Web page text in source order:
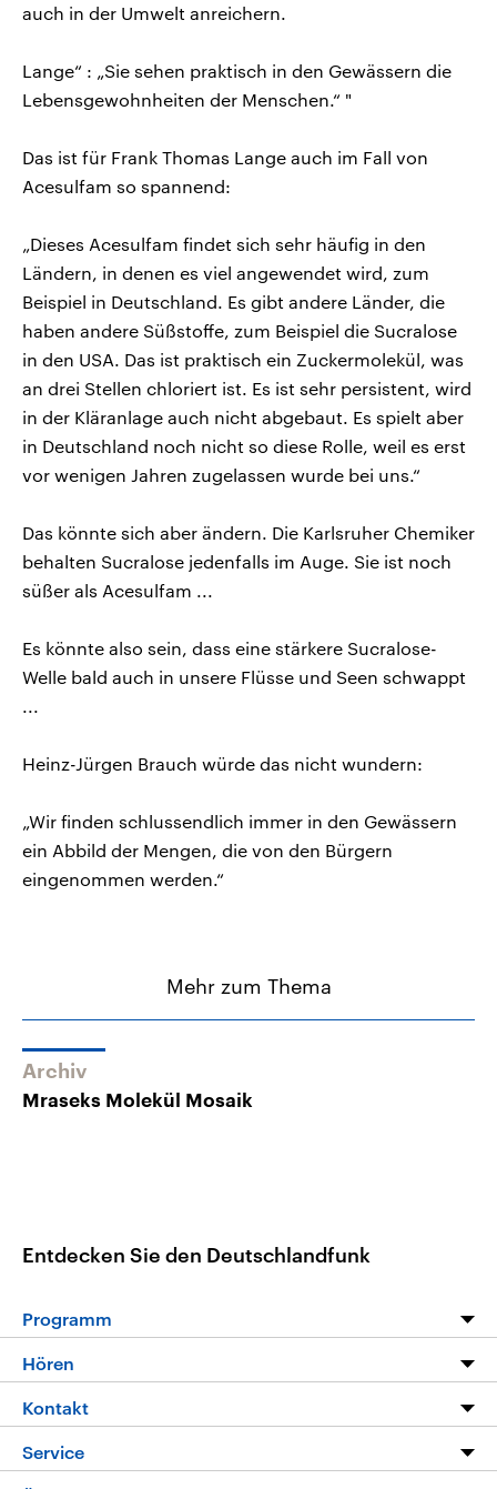
auch in der Umwelt anreichern.
Lange“ : „Sie sehen praktisch in den Gewässern die
Lebensgewohnheiten der Menschen.“ "
Das ist für Frank Thomas Lange auch im Fall von
Acesulfam so spannend:
„Dieses Acesulfam findet sich sehr häufig in den
Ländern, in denen es viel angewendet wird, zum
Beispiel in Deutschland. Es gibt andere Länder, die
haben andere Süßstoffe, zum Beispiel die Sucralose
in den USA. Das ist praktisch ein Zuckermolekül, was
an drei Stellen chloriert ist. Es ist sehr persistent, wird
in der Kläranlage auch nicht abgebaut. Es spielt aber
in Deutschland noch nicht so diese Rolle, weil es erst
vor wenigen Jahren zugelassen wurde bei uns.“
Das könnte sich aber ändern. Die Karlsruher Chemiker
behalten Sucralose jedenfalls im Auge. Sie ist noch
süßer als Acesulfam ...
Es könnte also sein, dass eine stärkere Sucralose-
Welle bald auch in unsere Flüsse und Seen schwappt
...
Heinz-Jürgen Brauch würde das nicht wundern:
„Wir finden schlussendlich immer in den Gewässern
ein Abbild der Mengen, die von den Bürgern
eingenommen werden.“
Mehr zum Thema
Archiv
Mraseks Molekül Mosaik
Entdecken Sie den Deutschlandfunk
Programm
Programm
Die Nachrichten
Nachrichtenleicht
Hören
Livestream
Podcasts
Kontakt
Hörerservice
Service